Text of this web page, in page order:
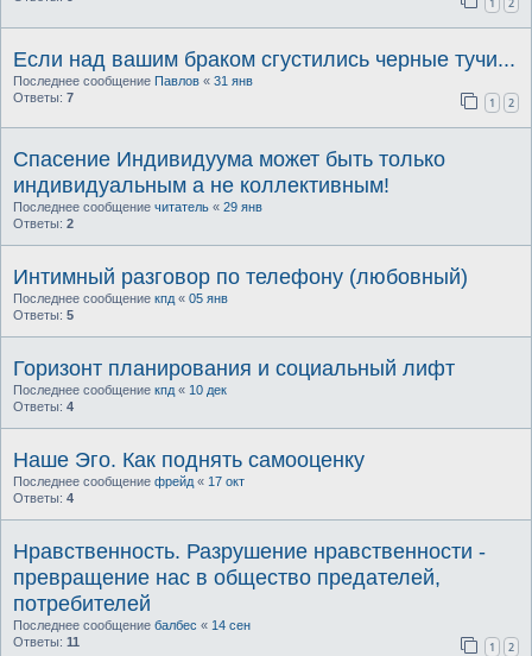
Если над вашим браком сгустились черные тучи...
Последнее сообщение Павлов « 31 янв
Ответы: 7 1 2
Спасение Индивидуума может быть только
индивидуальным а не коллективным!
Последнее сообщение читатель « 29 янв
Ответы: 2
Интимный разговор по телефону (любовный)
Последнее сообщение кпд « 05 янв
Ответы: 5
Горизонт планирования и социальный лифт
Последнее сообщение кпд « 10 дек
Ответы: 4
Наше Эго. Как поднять самооценку
Последнее сообщение фрейд « 17 окт
Ответы: 4
Нравственность. Разрушение нравственности -
превращение нас в общество предателей,
потребителей
Последнее сообщение балбес « 14 сен
Ответы: 11 1 2